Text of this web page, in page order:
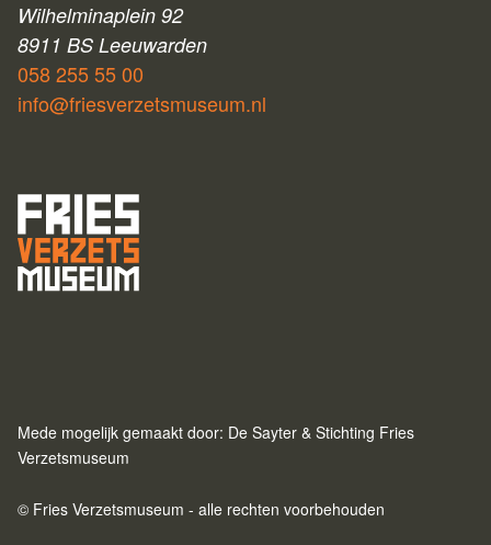
Wilhelminaplein 92
8911 BS Leeuwarden
058 255 55 00
info@friesverzetsmuseum.nl
Mede mogelijk gemaakt door: De Sayter & Stichting Fries
Verzetsmuseum
© Fries Verzetsmuseum - alle rechten voorbehouden